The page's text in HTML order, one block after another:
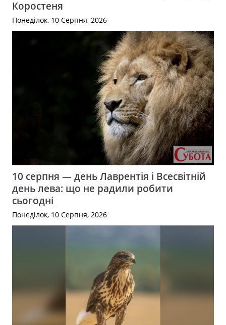
Коростеня
Понеділок, 10 Серпня, 2026
10 серпня — день Лаврентія і Всесвітній
день лева: що не радили робити
сьогодні
Понеділок, 10 Серпня, 2026